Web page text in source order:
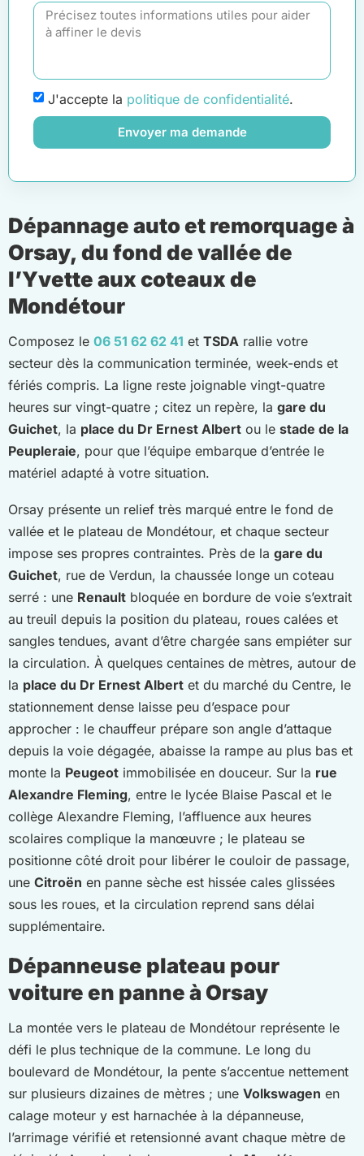
J'accepte la politique de confidentialité.
Envoyer ma demande
Dépannage auto et remorquage à
Orsay, du fond de vallée de
l’Yvette aux coteaux de
Mondétour
Composez le 06 51 62 62 41 et TSDA rallie votre
secteur dès la communication terminée, week-ends et
fériés compris. La ligne reste joignable vingt-quatre
heures sur vingt-quatre ; citez un repère, la gare du
Guichet, la place du Dr Ernest Albert ou le stade de la
Peupleraie, pour que l’équipe embarque d’entrée le
matériel adapté à votre situation.
Orsay présente un relief très marqué entre le fond de
vallée et le plateau de Mondétour, et chaque secteur
impose ses propres contraintes. Près de la gare du
Guichet, rue de Verdun, la chaussée longe un coteau
serré : une Renault bloquée en bordure de voie s’extrait
au treuil depuis la position du plateau, roues calées et
sangles tendues, avant d’être chargée sans empiéter sur
la circulation. À quelques centaines de mètres, autour de
la place du Dr Ernest Albert et du marché du Centre, le
stationnement dense laisse peu d’espace pour
approcher : le chauffeur prépare son angle d’attaque
depuis la voie dégagée, abaisse la rampe au plus bas et
monte la Peugeot immobilisée en douceur. Sur la rue
Alexandre Fleming, entre le lycée Blaise Pascal et le
collège Alexandre Fleming, l’affluence aux heures
scolaires complique la manœuvre ; le plateau se
positionne côté droit pour libérer le couloir de passage,
une Citroën en panne sèche est hissée cales glissées
sous les roues, et la circulation reprend sans délai
supplémentaire.
Dépanneuse plateau pour
voiture en panne à Orsay
La montée vers le plateau de Mondétour représente le
défi le plus technique de la commune. Le long du
boulevard de Mondétour, la pente s’accentue nettement
sur plusieurs dizaines de mètres ; une Volkswagen en
calage moteur y est harnachée à la dépanneuse,
l’arrimage vérifié et retensionné avant chaque mètre de